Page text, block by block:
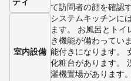
て訪問者の顔を確認
室内設備
システムキッチンに
ます。 お風呂とトイ
き機能が備わってい
能付きになります。
化粧台があります。
濯機置場があります